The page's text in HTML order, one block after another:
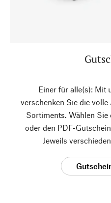
Einer für alle(s): Mit
verschenken Sie die
Sortiments. Wählen
oder den PDF-
Jeweils